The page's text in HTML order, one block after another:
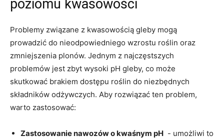
poziomu ⁤kwasowości
Problemy związane z ⁢kwasowością gleby ⁤mogą
prowadzić do nieodpowiedniego‍ wzrostu roślin oraz​
zmniejszenia plonów. Jednym z najczęstszych⁣
problemów ​jest zbyt wysoki pH‌ gleby, co może
⁢skutkować ​brakiem‍ dostępu roślin do niezbędnych
składników ​odżywczych. Aby rozwiązać ten problem,
warto ​zastosować:
Zastosowanie nawozów ‌o kwaśnym ‍pH ​ -⁢ umożliwi to